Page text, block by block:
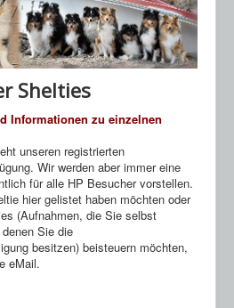
Shelties
Informationen zu einzelnen
unseren registrierten
Wir werden aber immer eine
für alle HP Besucher vorstellen.
hier gelistet haben möchten oder
(Aufnahmen, die Sie selbst
Sie die
besitzen) beisteuern möchten,
eMail.